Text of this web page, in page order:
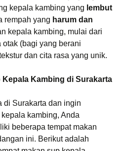
kepala kambing yang lembut
rempah yang harum dan
kepala kambing, mulai dari
(bagi yang berani
dan cita rasa yang unik.
Kepala Kambing di Surakarta
di Surakarta dan ingin
kambing, Anda
beberapa tempat makan
ini. Berikut adalah